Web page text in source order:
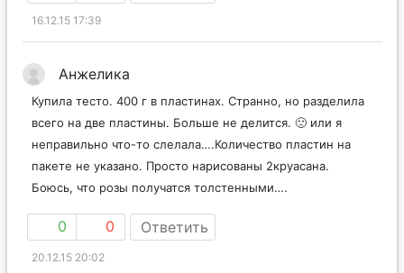
16.12.15 17:39
Анжелика
Купила тесто. 400 г в пластинах. Странно, но разделила
всего на две пластины. Больше не делится. 🙁 или я
неправильно что-то слелала….Количество пластин на
пакете не указано. Просто нарисованы 2круасана.
Боюсь, что розы получатся толстенными….
0 0 Ответить
20.12.15 20:02